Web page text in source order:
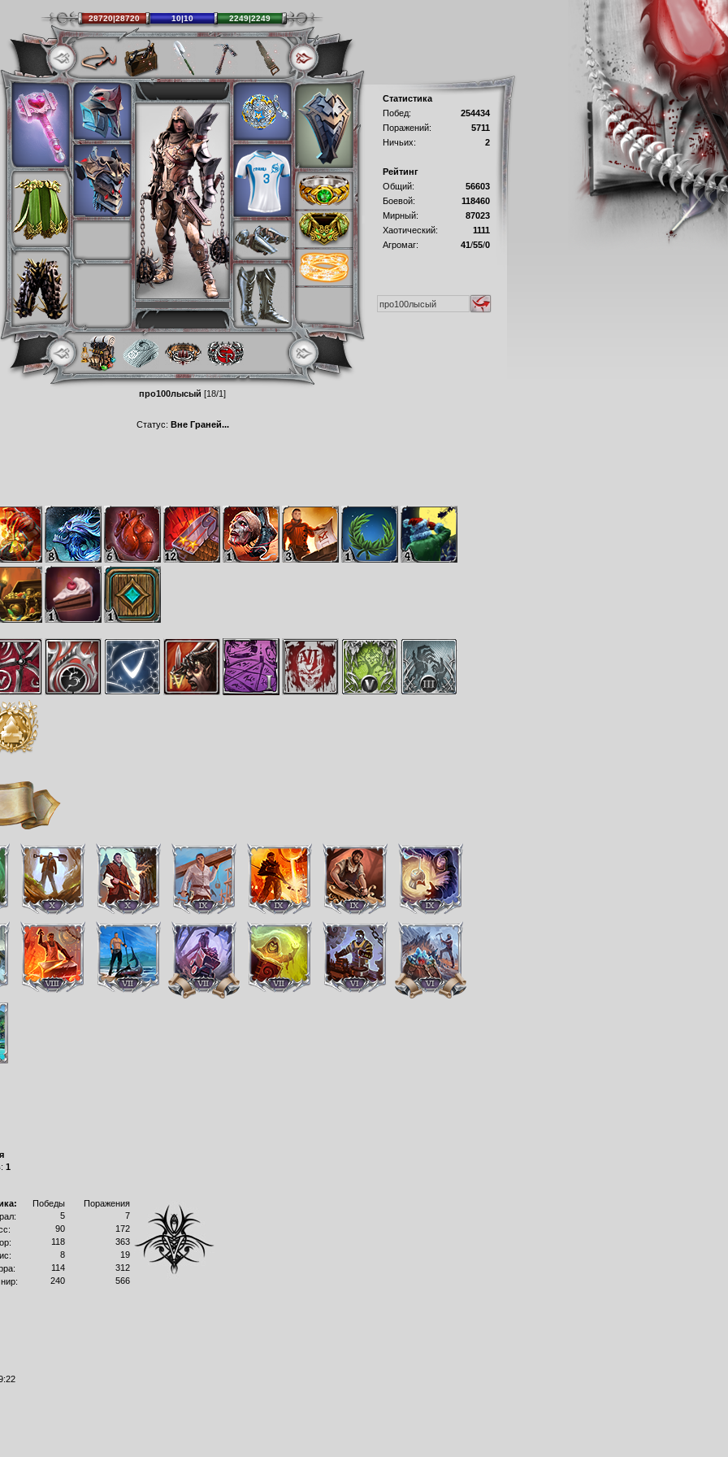
Статистика
Побед:
254434
Поражений:
5711
Ничьих:
2
Рейтинг
Общий:
56603
Боевой:
118460
Мирный:
87023
Хаотический:
1111
Агромаг:
41/55/0
Статус: Вне Граней...
1
Победы
Поражения
5
7
90
172
118
363
8
19
114
312
240 566
28720|28720 10|10 2249|2249
про100лысый [18/1]